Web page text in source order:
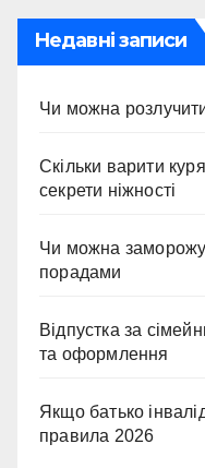
Недавні записи
Чи можна
Скільки варити
секрети ніжності
Чи можна
порадами
Відпустка за
та оформлення
Якщо батько
правила 2026